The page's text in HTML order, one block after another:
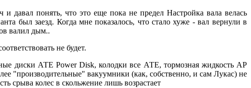
давал понять, что это еще пока не предел Настройка вала велась
был заезд. Когда мне показалось, что стало хуже - вал вернули в
валил дым..
не будет.
диски АТЕ Power Disk, колодки все АТЕ, тормозная жидкость AP
"производительные" вакуумники (как, собственно, и сам Лукас) не
срыва колес в скольжение лишь возрастает